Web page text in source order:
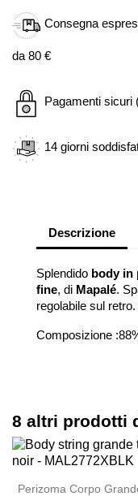
Consegna
da 80 €
Pagamenti sicuri
14 giorni
Descrizione
Splendido body in
fine, di Mapalé.
regolabile sul
Composizione
8 altri prodotti
Perizoma Corpo